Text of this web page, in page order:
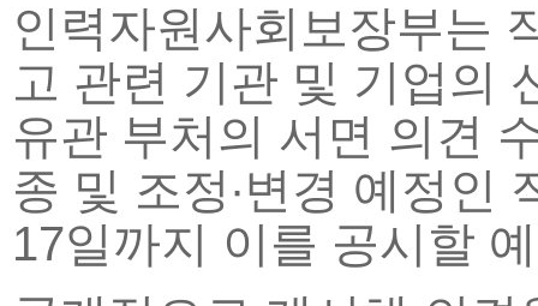
인력자원사회보장부는
고 관련 기관 및 기업의
유관 부처의 서면 의견
종 및 조정∙변경 예정인
17일까지 이를 공시할